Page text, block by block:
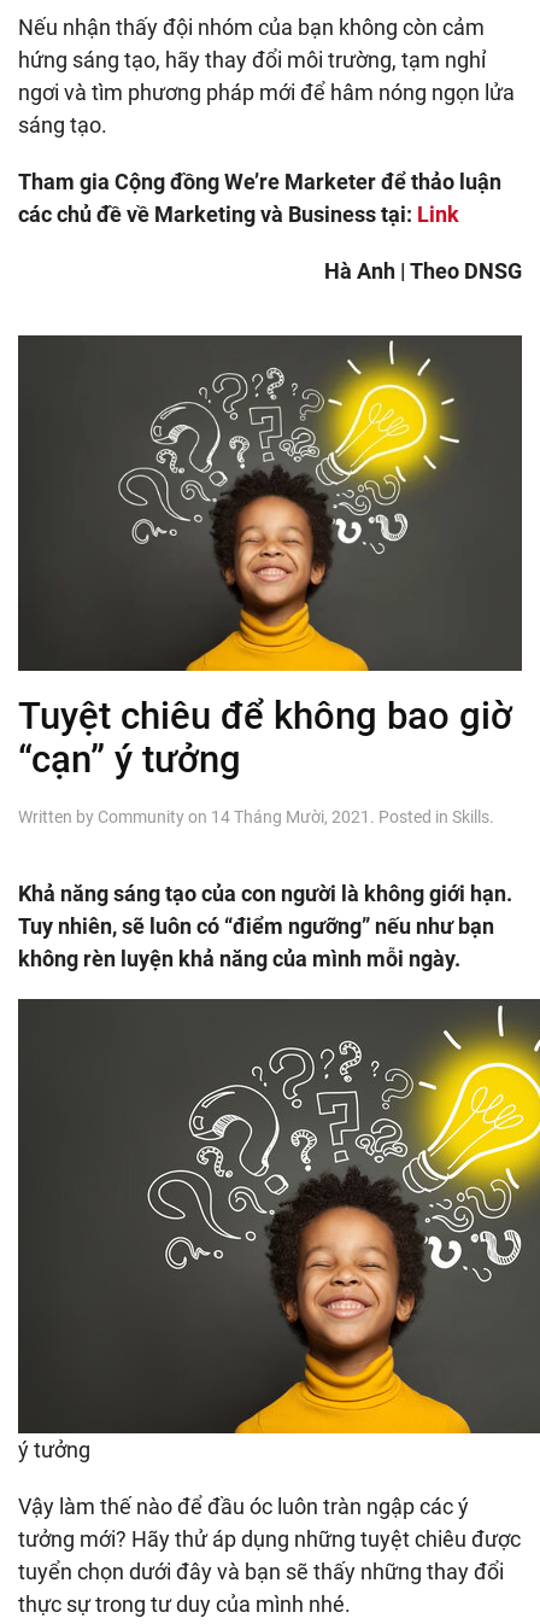
Nếu nhận thấy đội nhóm của bạn không còn cảm
hứng sáng tạo, hãy thay đổi môi trường, tạm nghỉ
ngơi và tìm phương pháp mới để hâm nóng ngọn lửa
sáng tạo.
Tham gia Cộng đồng We’re Marketer để thảo luận
các chủ đề về Marketing và Business tại: Link
Hà Anh | Theo DNSG
Tuyệt chiêu để không bao giờ
“cạn” ý tưởng
Written by Communityon 14 Tháng Mười, 2021 . Posted in Skills.
Khả năng sáng tạo của con người là không giới hạn.
Tuy nhiên, sẽ luôn có “điểm ngưỡng” nếu như bạn
không rèn luyện khả năng của mình mỗi ngày.
ý tưởng
Vậy làm thế nào để đầu óc luôn tràn ngập các ý
tưởng mới? Hãy thử áp dụng những tuyệt chiêu được
tuyển chọn dưới đây và bạn sẽ thấy những thay đổi
thực sự trong tư duy của mình nhé.